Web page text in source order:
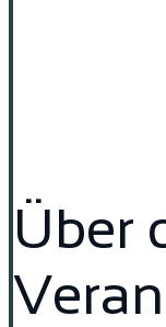
Über